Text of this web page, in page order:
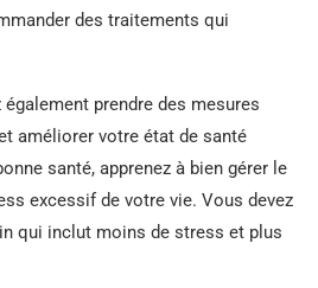
des traitements qui
prendre des mesures
améliorer votre état de santé
santé, apprenez à bien gérer le
excessif de votre vie. Vous devez
qui inclut moins de stress et plus